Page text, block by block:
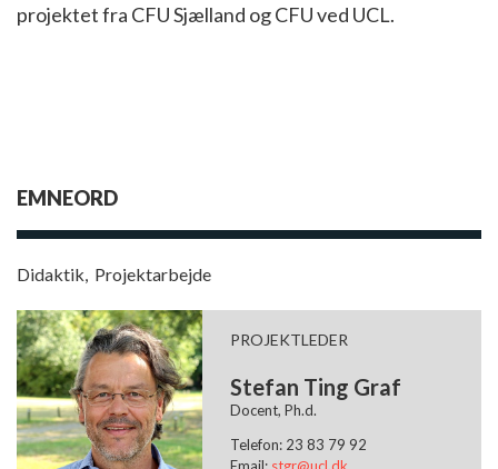
projektet fra CFU Sjælland og CFU ved UCL.
EMNEORD
Didaktik Projektarbejde
PROJEKTLEDER
Stefan Ting Graf
Docent, Ph.d.
Telefon: 23 83 79 92
Email: stgr@ucl.dk